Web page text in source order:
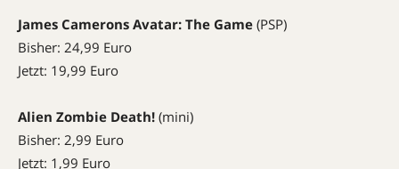
James Camerons Avatar: The Game (PSP)
Bisher: 24,99 Euro
Jetzt: 19,99 Euro
Alien Zombie Death! (mini)
Bisher: 2,99 Euro
Jetzt: 1,99 Euro